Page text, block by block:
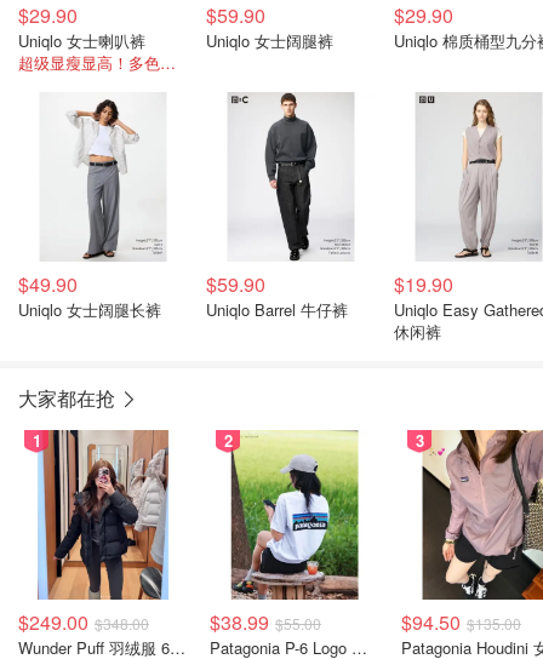
$29.90
Uniqlo 女士喇叭裤
超级显瘦显高！多色可选~
$59.90
Uniqlo 女士阔腿裤
$29.90
Uniqlo 棉质桶型九
$49.90
Uniqlo 女士阔腿长裤
$59.90
Uniqlo Barrel 牛仔裤
$19.90
Uniqlo Easy
休闲裤
大家都在抢
1
$249.00 $348.00
Wunder Puff 羽绒服 600蓬松度
2
$38.99 $55.00
Patagonia P-6 Logo 女款T恤
3
$94.50 $135.00